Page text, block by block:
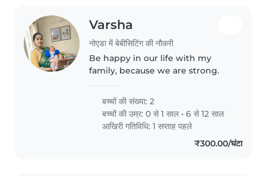
Varsha
नोएडा में बेबीसिटिंग की नौकरी
Be happy in our life with my
family, because we are strong.
बच्चों की संख्या: 2
बच्चों की उम्र:0 से 1 साल •6 से 12 साल
आखिरी गतिविधि: 1 सप्ताह पहले
₹300.00/घंटा